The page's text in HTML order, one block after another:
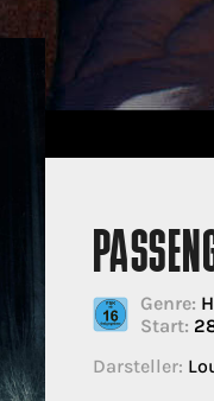
Genre:
Start:
Darsteller: